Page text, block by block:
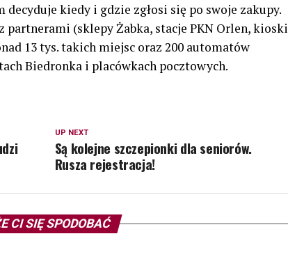
kiedy i gdzie zgłosi się po swoje zakupy.
partnerami (sklepy Żabka, stacje PKN Orlen, kioski
13 tys. takich miejsc oraz 200 automatów
Biedronka i placówkach pocztowych.
UP NEXT
Są kolejne szczepionki dla seniorów.
Rusza rejestracja!
CI SIĘ SPODOBAĆ